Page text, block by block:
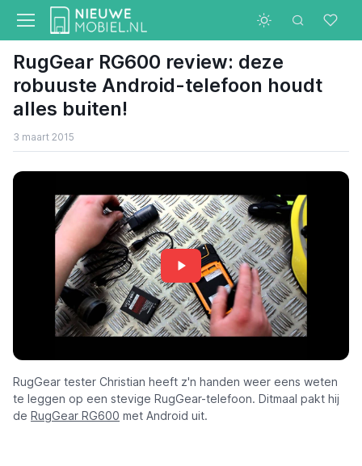
RugGear RG600 review: deze
robuuste Android-telefoon houdt
alles buiten!
3 maart 2015
RugGear tester Christian heeft z'n handen weer eens weten
te leggen op een stevige RugGear-telefoon. Ditmaal pakt hij
de RugGear RG600 met Android uit.